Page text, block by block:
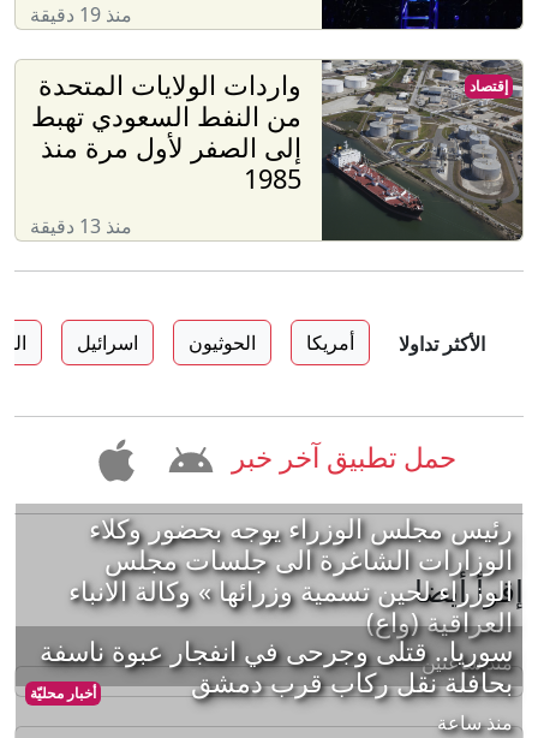
منذ 19 دقيقة
واردات الولايات المتحدة
من النفط السعودي تهبط
إلى الصفر لأول مرة منذ
1985
منذ 13 دقيقة
إقتصاد
الأكثر تداولا أمريكا الحوثيون اسرائيل
حمل تطبيق آخر خبر
إقرأ أيضا
أخبار محليّة
رئيس مجلس الوزراء يوجه بحضور وكلاء
الوزارات الشاغرة الى جلسات مجلس
الوزراء لحين تسمية وزرائها » وكالة الانباء
العراقية (واع)
منذ ساعتين
سوريا.. قتلى وجرحى في انفجار عبوة ناسفة
بحافلة نقل ركاب قرب دمشق
منذ ساعة